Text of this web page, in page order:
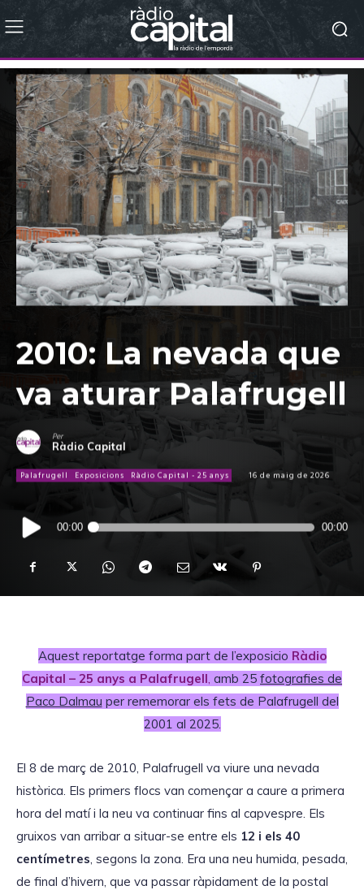
2010: La nevada que
va aturar Palafrugell
Per
Ràdio Capital
Palafrugell Exposicions Ràdio Capital - 25 anys 16 de maig de 2026
Reproductor
d'àudio
00:00 00:00
Aquest reportatge forma part de l’exposicio Ràdio
Capital – 25 anys a Palafrugell, amb 25 fotografies de
Paco Dalmau per rememorar els fets de Palafrugell del
2001 al 2025.
El 8 de març de 2010, Palafrugell va viure una nevada
històrica. Els primers flocs van començar a caure a primera
hora del matí i la neu va continuar fins al capvespre. Els
gruixos van arribar a situar-se entre els 12 i els 40
centímetres, segons la zona. Era una neu humida, pesada,
de final d’hivern, que va passar ràpidament de la postal